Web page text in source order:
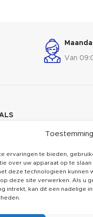
ervaringen te bieden,
over uw apparaat op te
deze technologieën kunnen
deze site verwerken. Als u
intrekt, kan dit een nadelige
vorstelijke
relaxte
Ga
Van